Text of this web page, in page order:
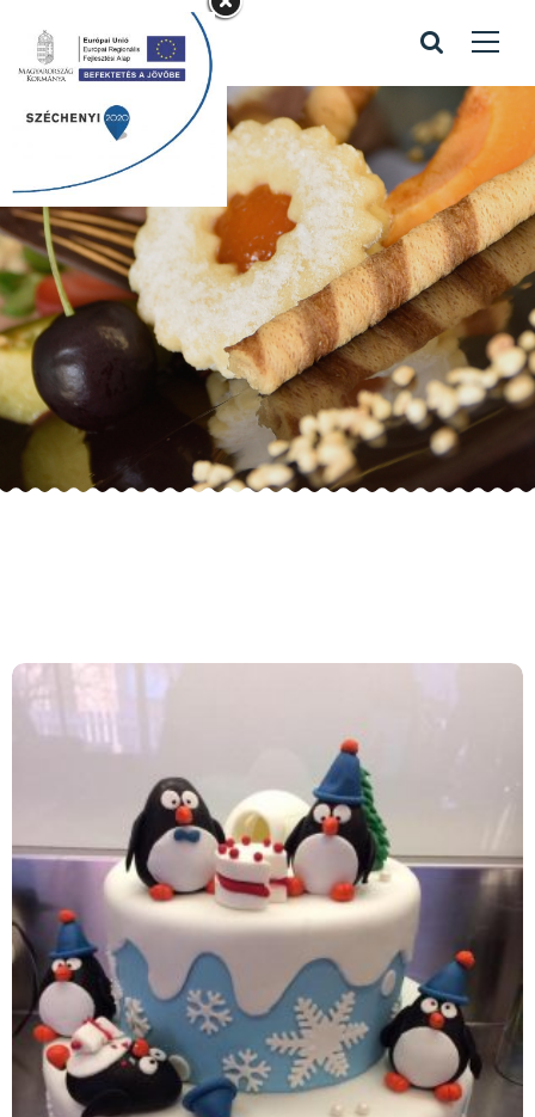
Kategória Torta
Home / Archive by Kategória "Torta"